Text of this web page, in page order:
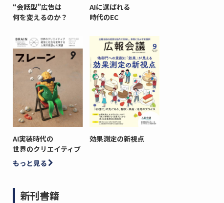
“会話型”広告は
何を変えるのか？
AIに選ばれる
時代のEC
AI実装時代の
世界のクリエイティブ
効果測定の新視点
もっと見る
新刊書籍